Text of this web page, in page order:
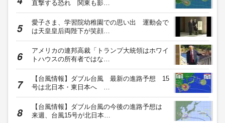
直撃する恐れ 関東も影…
愛子さま、学習院幼稚園での思い出 運動会で
は天皇皇后両陛下が笑顔…
アメリカの連邦高裁「トランプ大統領はホワイ
トハウスの所有者ではな…
【台風情報】ダブル台風 最新の進路予想 15
号は北日本・東日本へ …
【台風情報】ダブル台風の今後の進路予想は
来週、台風15号が北日本…